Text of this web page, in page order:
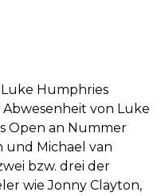
Humphries
von Luke
Open an Nummer
und Michael van
bzw. drei der
wie Jonny Clayton,